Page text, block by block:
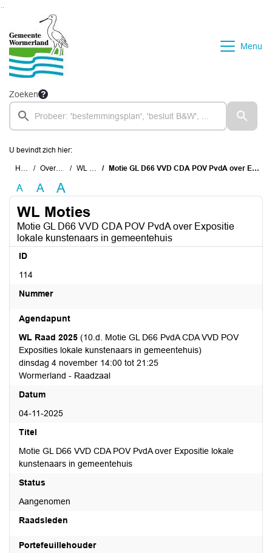
Ga naar de inhoud van deze pagina
Ga naar het zoeken
Ga naar het menu
Menu
Zoeken
U bevindt zich hier:
Home Overzichten WL Moties Motie GL D66 VVD CDA POV PvdA over Expositie lokale kunstenaars in gemeentehuis
A A A
WL Moties
Motie GL D66 VVD CDA POV PvdA over Expositie
lokale kunstenaars in gemeentehuis
ID
114
Nummer
Agendapunt
WL Raad 2025 (10.d. Motie GL D66 PvdA CDA VVD POV
Exposities lokale kunstenaars in gemeentehuis)
dinsdag 4 november 14:00 tot 21:25
Wormerland - Raadzaal
Datum
04-11-2025
Titel
Motie GL D66 VVD CDA POV PvdA over Expositie lokale
kunstenaars in gemeentehuis
Status
Aangenomen
Raadsleden
Portefeuillehouder